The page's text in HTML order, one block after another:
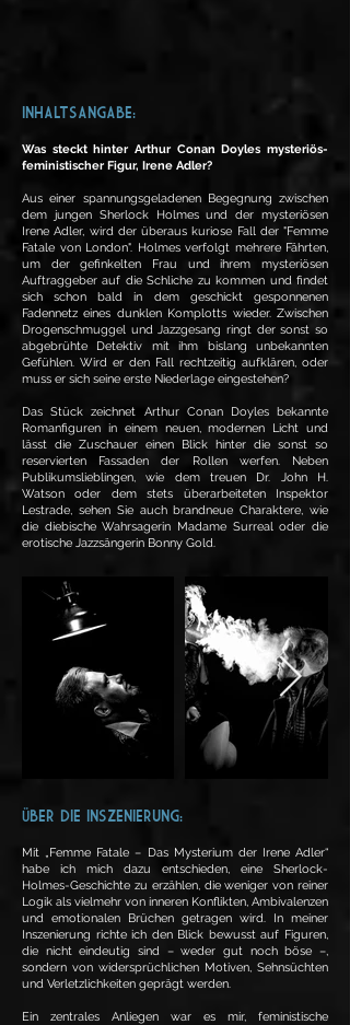
INHALTSANGABE:
Was steckt hinter Arthur Conan Doyles mysteriös-
feministischer Figur, Irene Adler?
Aus einer spannungsgeladenen Begegnung zwischen
dem jungen Sherlock Holmes und der mysteriösen
Irene Adler, wird der überaus kuriose Fall der "Femme
Fatale von London". Holmes verfolgt mehrere Fährten,
um der gefinkelten Frau und ihrem mysteriösen
Auftraggeber auf die Schliche zu kommen und findet
sich schon bald in dem geschickt gesponnenen
Fadennetz eines dunklen Komplotts wieder. Zwischen
Drogenschmuggel und Jazzgesang ringt der sonst so
abgebrühte Detektiv mit ihm bislang unbekannten
Gefühlen. Wird er den Fall rechtzeitig aufklären, oder
muss er sich seine erste Niederlage eingestehen?
Das Stück zeichnet Arthur Conan Doyles bekannte
Romanfiguren in einem neuen, modernen Licht und
lässt die Zuschauer einen Blick hinter die sonst so
reservierten Fassaden der Rollen werfen. Neben
Publikumslieblingen, wie dem treuen Dr. John H.
Watson oder dem stets überarbeiteten Inspektor
Lestrade, sehen Sie auch brandneue Charaktere, wie
die diebische Wahrsagerin Madame Surreal oder die
erotische Jazzsängerin Bonny Gold.
ÜBER DIE INSZENIERUNG:
Mit „Femme Fatale – Das Mysterium der Irene Adler“
habe ich mich dazu entschieden, eine Sherlock-
Holmes-Geschichte zu erzählen, die weniger von reiner
Logik als vielmehr von inneren Konflikten, Ambivalenzen
und emotionalen Brüchen getragen wird. In meiner
Inszenierung richte ich den Blick bewusst auf Figuren,
die nicht eindeutig sind – weder gut noch böse –,
sondern von widersprüchlichen Motiven, Sehnsüchten
und Verletzlichkeiten geprägt werden.
Ein zentrales Anliegen war es mir, feministische